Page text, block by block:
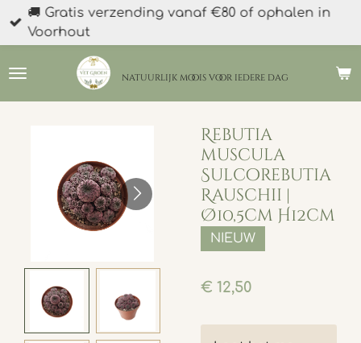
Ga
direct
de
natuurlijk moois voor iedere dag
🚚 Gratis verzending vanaf €80 of ophalen in
Voorhout
Rebutia
muscula
Sulcorebutia
Rauschii |
Ø10,5cm H12cm
NIEUW
€ 12,50